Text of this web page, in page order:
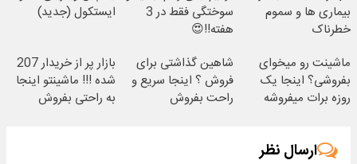
بیماری ها و سموم
خطرناک
سوختگی فقط در 3
هفته!!😍
ایستکول (جدید)
ماشینت رو میخوای
بفروشی؟ اینجا یک
روزه برات میفروشه
شاهین گذاشتی برای
فروش ؟ اینجا سریع و
راحت بفروش
بازار پر از خریدار 207
شده !!! ماشینتو اینجا
به راحتی بفروش
ارسال نظر